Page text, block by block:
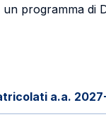
programma di
a.a.